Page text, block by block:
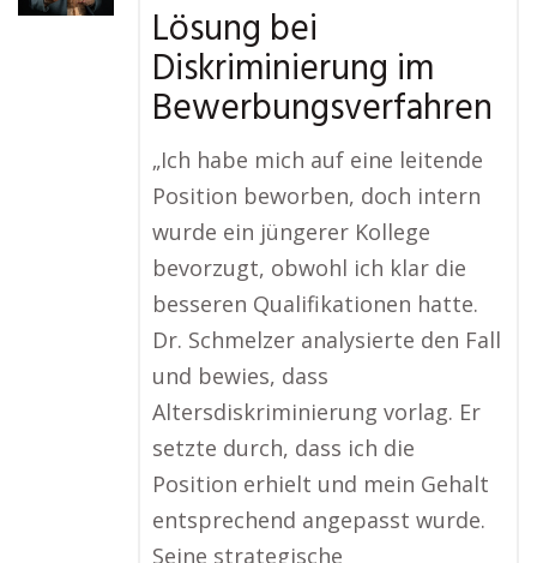
Lösung bei
Diskriminierung im
Bewerbungsverfahren
„Ich habe mich auf eine leitende
Position beworben, doch intern
wurde ein jüngerer Kollege
bevorzugt, obwohl ich klar die
besseren Qualifikationen hatte.
Dr. Schmelzer analysierte den Fall
und bewies, dass
Altersdiskriminierung vorlag. Er
setzte durch, dass ich die
Position erhielt und mein Gehalt
entsprechend angepasst wurde.
Seine strategische